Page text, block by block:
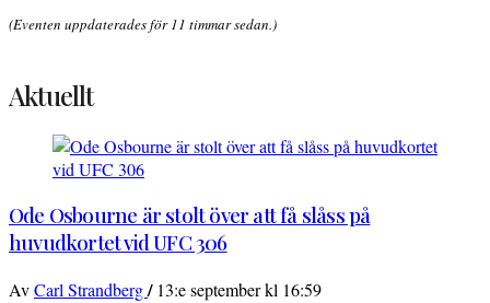
(Eventen uppdaterades för 11 timmar sedan.)
Aktuellt
Ode Osbourne är stolt över att få slåss på
huvudkortet vid UFC 306
AvCarl Strandberg/ 13:e september kl 16:59